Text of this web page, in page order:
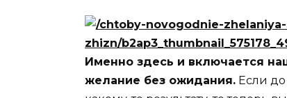
Именно здесь и включается
желание без ожидания. Если